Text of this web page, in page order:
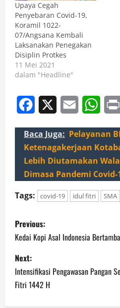
Upaya Cegah
Penyebaran Covid-19,
Koramil 1022-
07/Angsana Kembali
Laksanakan Penegakan
Disiplin Protkes
11 Mei 2021
dalam "Headline"
Facebook Email
Baca Juga: Pelayanan
Ketenagakerjaan
Lebih Diutamakan
Dimasa Pandemi Covid-
Tags:
covid-19 idul fitri SMA
P
o
s
t
n
Previous:
Kedai Kopi Asal Indonesia
Next:
Intensifikasi Pengawasan Pangan
Fitri 1442 H